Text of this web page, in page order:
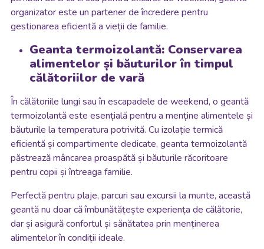
organizator este un partener de încredere pentru
gestionarea eficientă a vieții de familie.
Geanta termoizolantă: Conservarea
alimentelor și băuturilor în timpul
călătoriilor de vară
În călătoriile lungi sau în escapadele de weekend, o geantă
termoizolantă este esențială pentru a menține alimentele și
băuturile la temperatura potrivită. Cu izolație termică
eficientă și compartimente dedicate, geanta termoizolantă
păstrează mâncarea proaspătă și băuturile răcoritoare
pentru copii și întreaga familie.
Perfectă pentru plaje, parcuri sau excursii la munte, această
geantă nu doar că îmbunătățește experiența de călătorie,
dar și asigură confortul și sănătatea prin menținerea
alimentelor în condiții ideale.